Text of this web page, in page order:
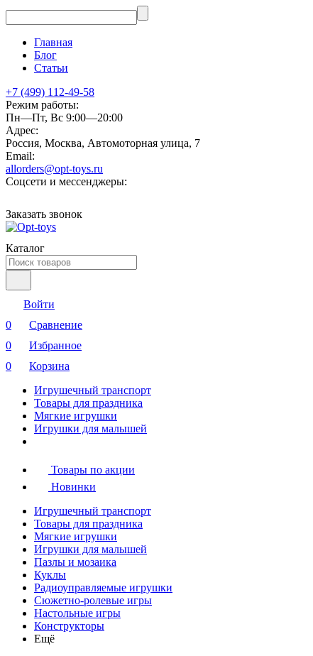
Главная
Блог
Статьи
+7 (499) 112-49-58
Режим работы:
Пн—Пт, Вс 9:00—20:00
Адрес:
Россия, Москва, Автомоторная улица, 7
Email:
allorders@opt-toys.ru
Соцсети и мессенджеры:
Заказать звонок
Каталог
Войти
0
Сравнение
0
Избранное
0
Корзина
Игрушечный транспорт
Товары для праздника
Мягкие игрушки
Игрушки для малышей
Товары по акции
Новинки
Игрушечный транспорт
Товары для праздника
Мягкие игрушки
Игрушки для малышей
Пазлы и мозаика
Куклы
Радиоуправляемые игрушки
Сюжетно-ролевые игры
Настольные игры
Конструкторы
Ещё